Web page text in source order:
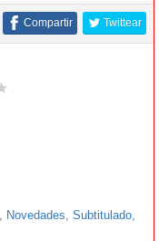
Twittear
Compartir
Novedades Subtitulado